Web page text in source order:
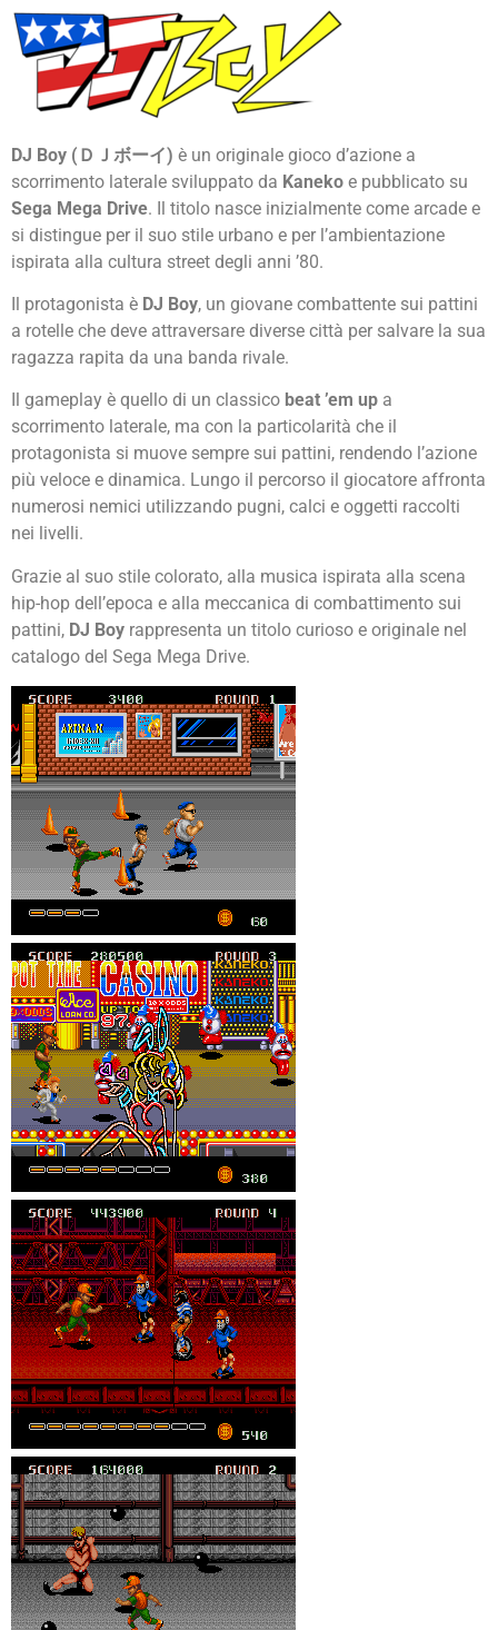
DJ Boy (ＤＪボーイ) è un originale gioco d’azione a
scorrimento laterale sviluppato da Kaneko e pubblicato su
Sega Mega Drive. Il titolo nasce inizialmente come arcade e
si distingue per il suo stile urbano e per l’ambientazione
ispirata alla cultura street degli anni ’80.
Il protagonista è DJ Boy, un giovane combattente sui pattini
a rotelle che deve attraversare diverse città per salvare la sua
ragazza rapita da una banda rivale.
Il gameplay è quello di un classico beat ’em up a
scorrimento laterale, ma con la particolarità che il
protagonista si muove sempre sui pattini, rendendo l’azione
più veloce e dinamica. Lungo il percorso il giocatore affronta
numerosi nemici utilizzando pugni, calci e oggetti raccolti
nei livelli.
Grazie al suo stile colorato, alla musica ispirata alla scena
hip-hop dell’epoca e alla meccanica di combattimento sui
pattini, DJ Boy rappresenta un titolo curioso e originale nel
catalogo del Sega Mega Drive.